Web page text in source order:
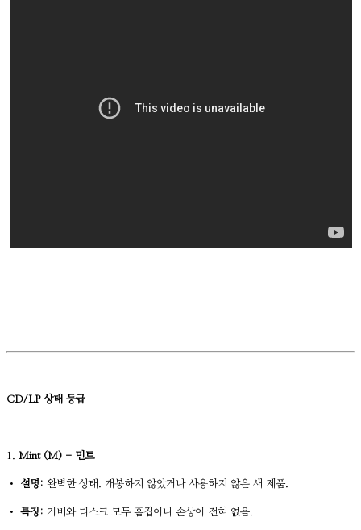
CD/LP 상태 등급
1. Mint (M) - 민트
• 설명: 완벽한 상태. 개봉하지 않았거나 사용하지 않은 새 제품.
• 특징: 커버와 디스크 모두 흠집이나 손상이 전혀 없음.